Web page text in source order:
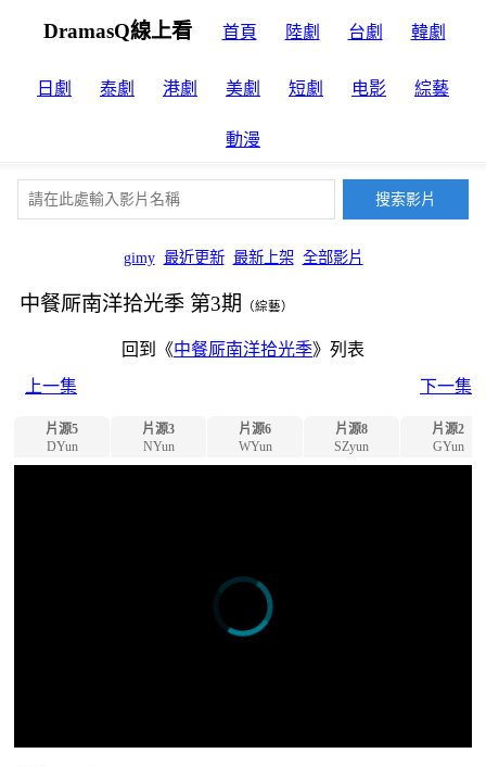
DramasQ線上看 首頁 陸劇 台劇 韓劇
日劇 泰劇 港劇 美劇 短劇 电影 綜藝
動漫
gimy 最近更新 最新上架 全部影片
中餐厛南洋拾光季 第3期 （綜藝）
回到《中餐厛南洋拾光季》列表
上一集
下一集
片源5
DYun
片源3
NYun
片源6
WYun
片源8
SZyun
片源2
GYun